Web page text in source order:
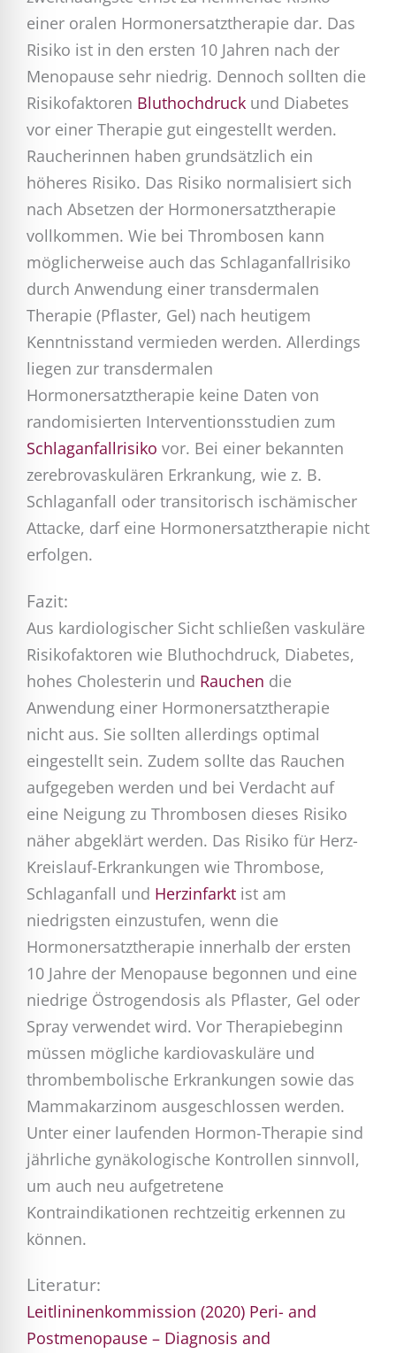
einer oralen Hormonersatztherapie dar. Das
Risiko ist in den ersten 10 Jahren nach der
Menopause sehr niedrig. Dennoch sollten die
Risikofaktoren Bluthochdruck und Diabetes
vor einer Therapie gut eingestellt werden.
Raucherinnen haben grundsätzlich ein
höheres Risiko. Das Risiko normalisiert sich
nach Absetzen der Hormonersatztherapie
vollkommen. Wie bei Thrombosen kann
möglicherweise auch das Schlaganfallrisiko
durch Anwendung einer transdermalen
Therapie (Pflaster, Gel) nach heutigem
Kenntnisstand vermieden werden. Allerdings
liegen zur transdermalen
Hormonersatztherapie keine Daten von
randomisierten Interventionsstudien zum
Schlaganfallrisiko vor. Bei einer bekannten
zerebrovaskulären Erkrankung, wie z. B.
Schlaganfall oder transitorisch ischämischer
Attacke, darf eine Hormonersatztherapie nicht
erfolgen.
Fazit:
Aus kardiologischer Sicht schließen vaskuläre
Risikofaktoren wie Bluthochdruck, Diabetes,
hohes Cholesterin und Rauchen die
Anwendung einer Hormonersatztherapie
nicht aus. Sie sollten allerdings optimal
eingestellt sein. Zudem sollte das Rauchen
aufgegeben werden und bei Verdacht auf
eine Neigung zu Thrombosen dieses Risiko
näher abgeklärt werden. Das Risiko für Herz-
Kreislauf-Erkrankungen wie Thrombose,
Schlaganfall und Herzinfarkt ist am
niedrigsten einzustufen, wenn die
Hormonersatztherapie innerhalb der ersten
10 Jahre der Menopause begonnen und eine
niedrige Östrogendosis als Pflaster, Gel oder
Spray verwendet wird. Vor Therapiebeginn
müssen mögliche kardiovaskuläre und
thrombembolische Erkrankungen sowie das
Mammakarzinom ausgeschlossen werden.
Unter einer laufenden Hormon-Therapie sind
jährliche gynäkologische Kontrollen sinnvoll,
um auch neu aufgetretene
Kontraindikationen rechtzeitig erkennen zu
können.
Literatur:
Leitlininenkommission (2020) Peri- and
Postmenopause – Diagnosis and